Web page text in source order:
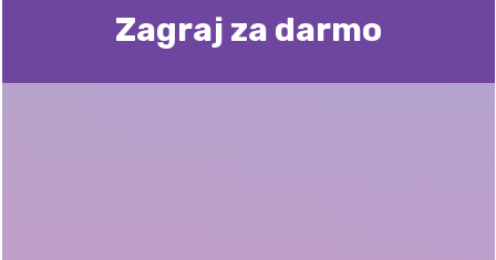
Zagraj za darmo